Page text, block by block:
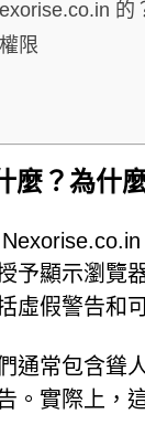
的
限
？為什
予顯示瀏覽
虛假警告和
通常包含聳
。實際上，